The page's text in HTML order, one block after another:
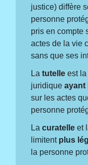
justice) diffère
personne
pris en compte
actes de la vie
sans que ses
Latutelle est la
juridiqueayant
sur les actes
personne
Lacuratelle et
limitent plus
la personne